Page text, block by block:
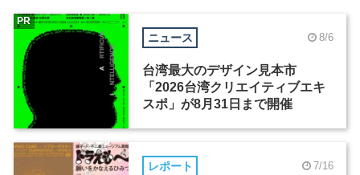
ニュース 8/6
台湾最大のデザイン見本市
「2026台湾クリエイティブエキ
スポ」が8月31日まで開催
PR
レポート 7/16